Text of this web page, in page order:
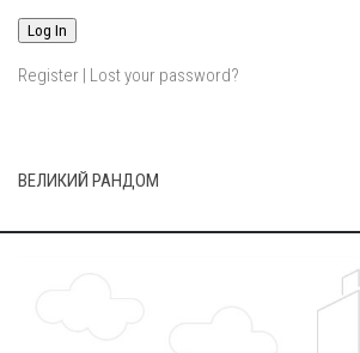
Register | Lost your password?
ВЕЛИКИЙ РАНДОМ